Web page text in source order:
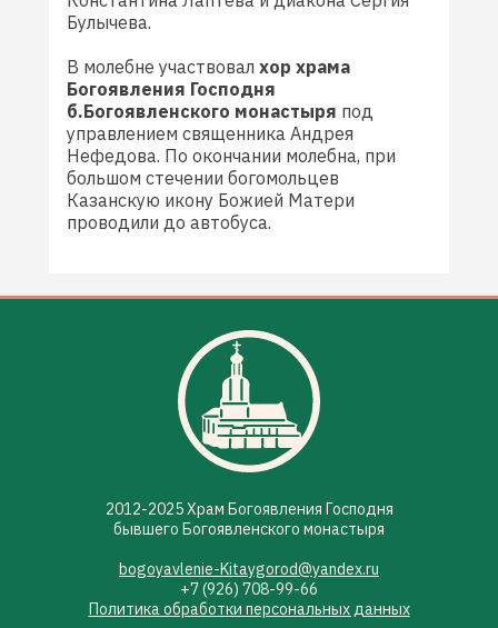
Булычева.
В молебне участвовал хор храма
Богоявления Господня
б.Богоявленского монастыря под
управлением священника Андрея
Нефедова. По окончании молебна, при
большом стечении богомольцев
Казанскую икону Божией Матери
проводили до автобуса.
2012-2025 Храм Богоявления Господня
бывшего Богоявленского монастыря
bogoyavlenie-Kitaygorod@yandex.ru
+7 (926) 708-99-66
Политика обработки персональных данных